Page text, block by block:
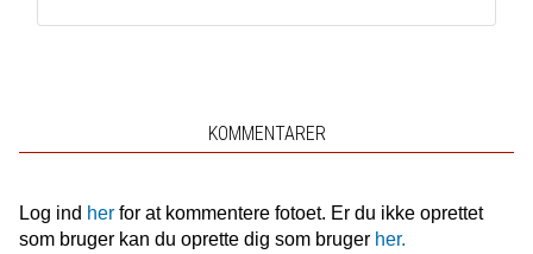
KOMMENTARER
Log ind herfor at kommentere fotoet. Er du ikke oprettet
som bruger kan du oprette dig som bruger her.